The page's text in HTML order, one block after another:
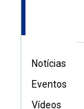
Notícias
Eventos
Vídeos